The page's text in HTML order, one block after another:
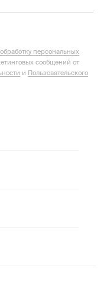
обработку персональных
сообщений от
и Пользовательского